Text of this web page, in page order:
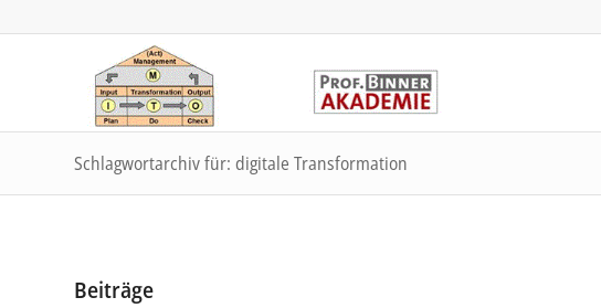
Schlagwortarchiv für: digitale Transformation
Beiträge